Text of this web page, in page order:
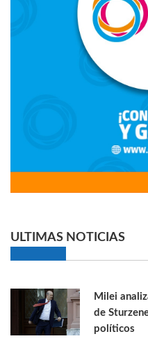
ULTIMAS NOTICIAS
Milei
de
políticos